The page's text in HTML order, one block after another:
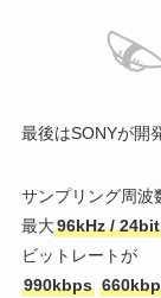
最後はSONYが開
サンプリング周波
最大96kHz / 24bit
ビットレートが
990kbps